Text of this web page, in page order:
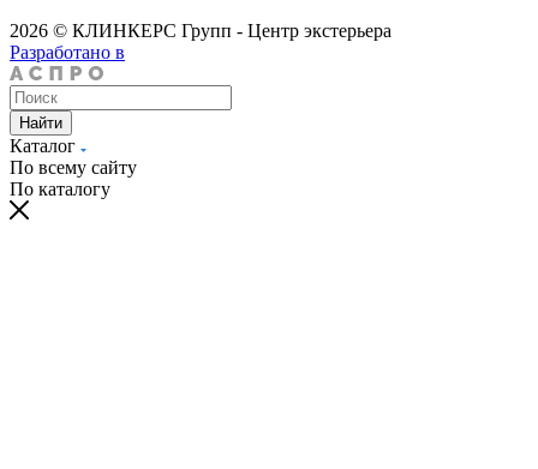
2026 © КЛИНКЕРС Групп - Центр экстерьера
Разработано в
Найти
Каталог
По всему сайту
По каталогу